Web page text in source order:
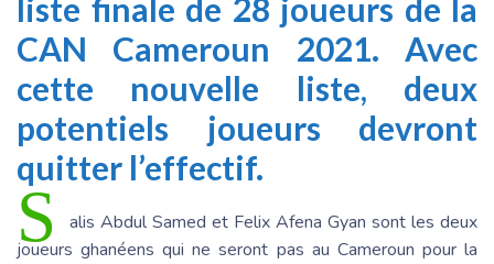
liste finale de 28 joueurs de la
CAN Cameroun 2021. Avec
cette nouvelle liste, deux
potentiels joueurs devront
quitter l’effectif.
S
alis Abdul Samed et Felix Afena Gyan sont les deux
joueurs ghanéens qui ne seront pas au Cameroun pour la